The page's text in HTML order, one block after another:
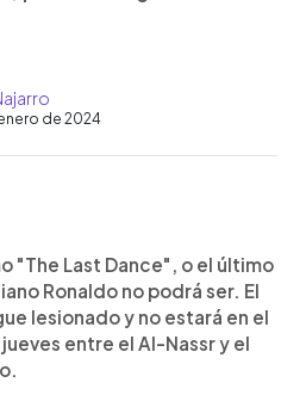
de 2024
"The Last Dance", o el último
Ronaldo no podrá ser. El
lesionado y no estará en el
entre el Al-Nassr y el